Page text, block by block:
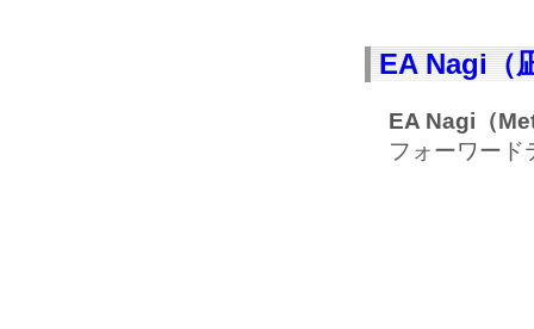
EA Nagi（
EA Nagi （
フォーワード